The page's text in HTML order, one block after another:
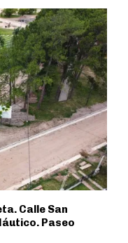
Calle San
Paseo